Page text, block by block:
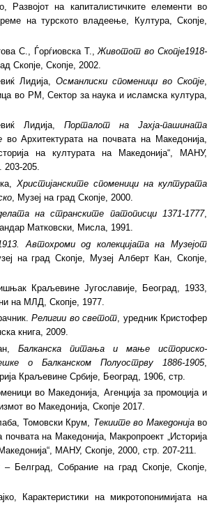
Развојот на капиталистичките елементи во
на турското владеење, Култура, Скопје,
С., Ѓорѓиовска Т.,Животот во Скопје1918-
Скопје, Скопје, 2002.
Лидија, Османлиски споменици во Скопје,
во РМ, Сектор за наука и исламска култура,
Лидија, Порталот на Јахја-пашината
во Архитектурата на почвата на Македонија,
на културата на Македонија“, МАНУ,
203-205.
Христијанските споменици на културата
, Музеј на град Скопје, 2000.
на странските патописци 1371-1777,
Матковски, Мисла, 1991.
Автохроми од колекцијата на Музејот
на град Скопје, Музеј Алберт Кан, Скопје,
Краљевине Југославије, Београд, 1933,
на МЛД, Скопје, 1977.
Религии во светот, уредник Кристофер
книга, 2009.
Балканска питања и мање историско-
о Балканском Полуострву 1886-1905,
Краљевине Србије, Београд, 1906, стр.
во Македонија, Агенција за промоција и
во Македонија, Скопје 2017.
Томовски Крум, Текиите во Македонијаво
почвата на Македонија, Макропроект „Историја
МАНУ, Скопје, 2000, стр. 207-211.
Белград, Собрание на град Скопје, Скопје,
Карактеристики на микротопонимијата на